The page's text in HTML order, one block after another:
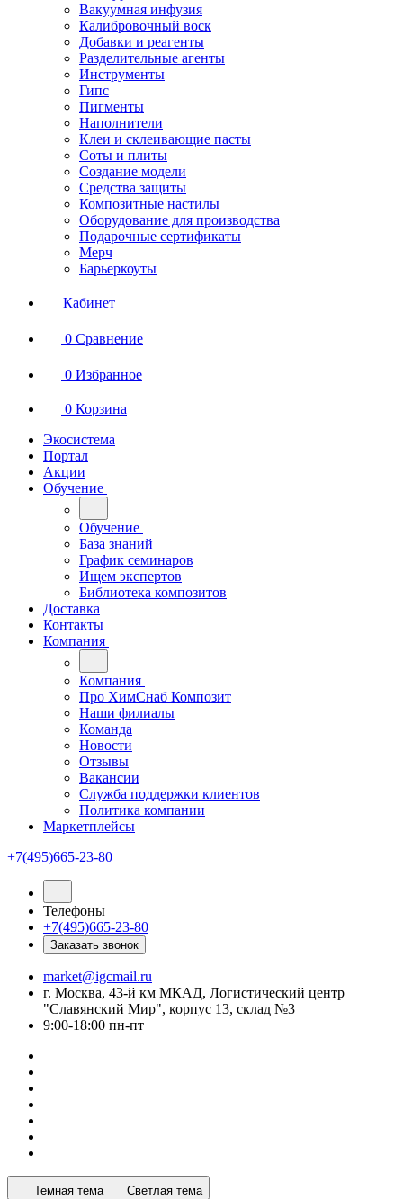
Вакуумная инфузия
Калибровочный воск
Добавки и реагенты
Разделительные агенты
Инструменты
Гипс
Пигменты
Наполнители
Клеи и склеивающие пасты
Соты и плиты
Создание модели
Средства защиты
Композитные настилы
Оборудование для производства
Подарочные сертификаты
Мерч
Барьеркоуты
Кабинет
0 Сравнение
0 Избранное
0 Корзина
Экосистема
Портал
Акции
Обучение
Обучение
База знаний
График семинаров
Ищем экспертов
Библиотека композитов
Доставка
Контакты
Компания
Компания
Про ХимСнаб Композит
Наши филиалы
Команда
Новости
Отзывы
Вакансии
Служба поддержки клиентов
Политика компании
Маркетплейсы
+7(495)665-23-80
Телефоны
+7(495)665-23-80
Заказать звонок
market@igcmail.ru
г. Москва, 43-й км МКАД, Логистический центр
"Славянский Мир", корпус 13, склад №3
9:00-18:00 пн-пт
Темная тема Светлая тема